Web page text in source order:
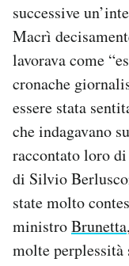
SHOP
CALENDARIO
AREA
Area Personale
Newsletter
Notifiche mobile
Regala il Post
successive
Macrì
lavorava come
cronache
essere stata
che indagavano
raccontato loro di
di Silvio
state molto
ministroBrunetta
molte